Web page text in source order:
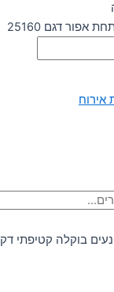
דגם 25160
אירוח
בוקלה קטיפתי דק